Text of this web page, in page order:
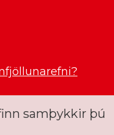
samþykkir þú